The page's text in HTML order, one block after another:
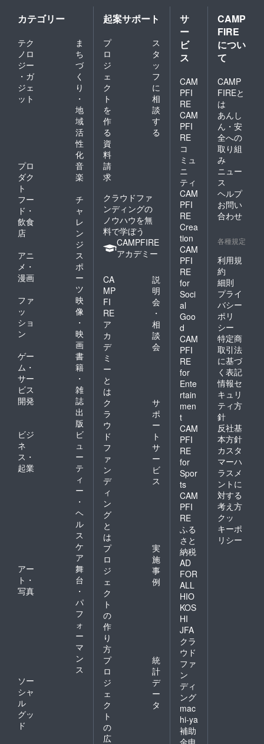
間；5月3日(土)〜5月5
日(月)開催時間；
10:00〜17:00場所；
KURKKU FIELDS / ク
ルックフィールズ〒
292-0812 千葉県木更
津市矢那
2503https://kurkkufield
s.jp/※常設作品・ぽっ
かり穴はPopUpの期間
以外も施設の営業日に
はご自由にご覧いただ
けます！この機会にぜ
ひ、子どもから大人ま
で楽しめるPopUpに遊
びにいらしてください
♪＊＊＊原宿店・ポッ
プアップともに、たく
さんの皆様にお会いで
きることを楽しみにし
ております！
カテゴリー
テク
ノロ
ジー
・ガ
ジェ
ット
ま
ち
づ
く
り
・
地
域
活
性
化
プロ
ダク
ト
音
楽
フー
ド・
飲食
店
チ
ャ
レ
ン
ジ
アニ
メ・
漫画
ス
ポ
ー
ツ
ファ
ッ
ショ
ン
映
像
・
映
画
ゲー
ム・
サー
ビス
開発
書
籍
・
雑
誌
出
版
ビジ
ネ
ス・
起業
ビ
ュ
ー
テ
ィ
ー
・
ヘ
ル
ス
ケ
ア
アー
ト・
写真
舞
台
・
パ
フ
ォ
ー
マ
ン
ス
ソー
シャ
ル
グッ
ド
起案サポート
プ
ロ
ジ
ェ
ク
ト
を
作
る
ス
タ
ッ
フ
に
相
談
す
る
資
料
請
求
クラウドファ
ンディングの
ノウハウを無
料で学ぼう
CAMPFIRE
アカデミー
CA
MP
FI
RE
ア
カ
デ
ミ
ー
と
は
説
明
会
・
相
談
会
ク
ラ
ウ
ド
フ
ァ
ン
デ
ィ
ン
グ
と
は
サ
ポ
ー
ト
サ
ー
ビ
ス
プ
ロ
ジ
ェ
ク
ト
の
作
り
方
実
施
事
例
プ
ロ
ジ
ェ
ク
ト
の
広
統
計
デ
ー
タ
サ
ー
ビ
ス
CAM
PFI
RE
CAM
PFI
RE
コ
ミュ
ニ
ティ
CAM
PFI
RE
Crea
tion
CAM
PFI
RE
for
Soci
al
Goo
d
CAM
PFI
RE
for
Ente
rtain
men
t
CAM
PFI
RE
for
Spor
ts
CAM
PFI
RE
ふる
さと
納税
AD
FOR
ALL
HIO
KOS
HI
JFA
クラ
ウド
ファ
ン
ディ
ング
mac
hi-ya
補助
CAMP
FIRE
につい
て
CAMP
FIREと
は
あんし
ん・安
全への
取り組
み
ニュー
ス
ヘルプ
お問い
合わせ
各種規定
利用規
約
細則
プライ
バシー
ポリ
シー
特定商
取引法
に基づ
く表記
情報セ
キュリ
ティ方
針
反社基
本方針
カスタ
マーハ
ラスメ
ントに
対する
考え方
クッ
キーポ
リシー